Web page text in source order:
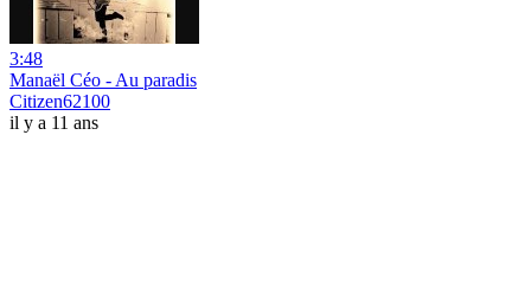
3:48
Manaël Céo - Au paradis
Citizen62100
il y a 11 ans